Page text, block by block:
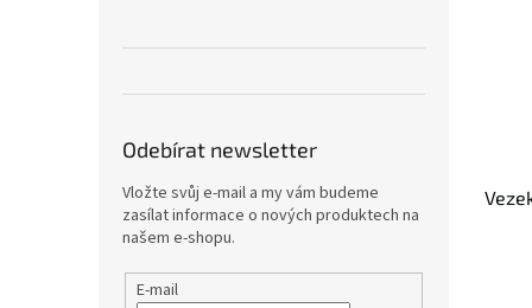
Odebírat newsletter
Vložte svůj e-mail a my vám budeme
zasílat informace o nových produktech na
našem e-shopu.
E-mail